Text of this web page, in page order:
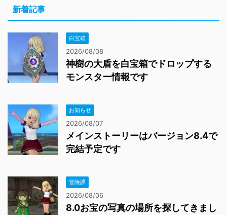
新着記事
白宝箱
2026/08/08
神樹の大盾を白宝箱でドロップする
モンスター情報です
お知らせ
2026/08/07
メインストーリーはバージョン8.4で
完結予定です
冒険譚
2026/08/06
8.0お宝の写真の場所を探してきまし